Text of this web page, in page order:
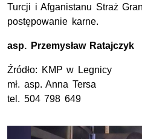
Turcji i Afganistanu Straż
postępowanie karne.
asp. Przemysław Ratajczyk
Źródło: KMP w Legnicy
mł. asp. Anna Tersa
tel. 504 798 649